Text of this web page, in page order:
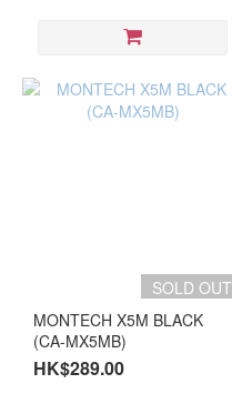
SOLD OUT
MONTECH X5M BLACK
(CA-MX5MB)
HK$289.00